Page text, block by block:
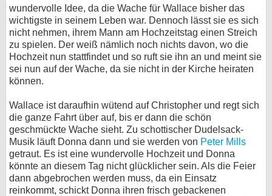
wundervolle Idee, da die Wache für Wallace bisher das
wichtigste in seinem Leben war. Dennoch lässt sie es sich
nicht nehmen, ihrem Mann am Hochzeitstag einen Streich
zu spielen. Der weiß nämlich noch nichts davon, wo die
Hochzeit nun stattfindet und so ruft sie ihn an und meint sie
sei nun auf der Wache, da sie nicht in der Kirche heiraten
können.
Wallace ist daraufhin wütend auf Christopher und regt sich
die ganze Fahrt über auf, bis er dann die schön
geschmückte Wache sieht. Zu schottischer Dudelsack-
Musik läuft Donna dann und sie werden von Peter Mills
getraut. Es ist eine wundervolle Hochzeit und Donna
könnte an diesem Tag nicht glücklicher sein. Als die Feier
dann abgebrochen werden muss, da ein Einsatz
reinkommt, schickt Donna ihren frisch gebackenen